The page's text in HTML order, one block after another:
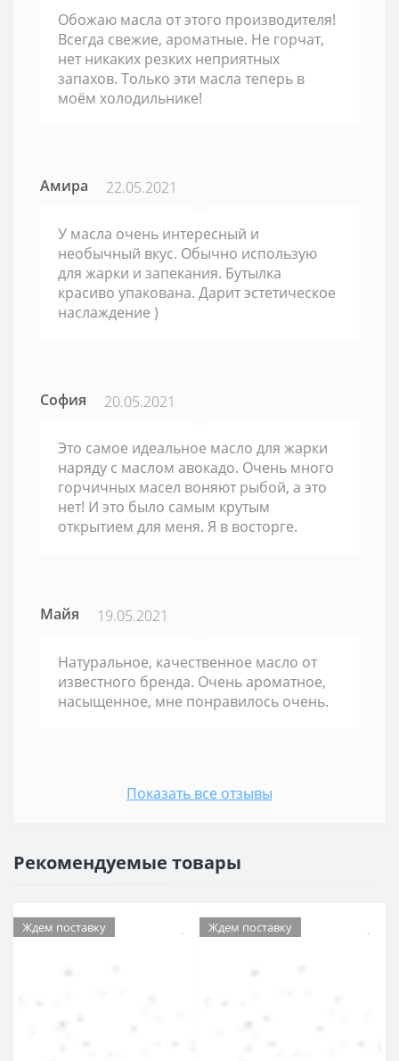
Обожаю масла от этого производителя!
Всегда свежие, ароматные. Не горчат,
нет никаких резких неприятных
запахов. Только эти масла теперь в
моём холодильнике!
Амира 22.05.2021
У масла очень интересный и
необычный вкус. Обычно использую
для жарки и запекания. Бутылка
красиво упакована. Дарит эстетическое
наслаждение )
София 20.05.2021
Это самое идеальное масло для жарки
наряду с маслом авокадо. Очень много
горчичных масел воняют рыбой, а это
нет! И это было самым крутым
открытием для меня. Я в восторге.
Майя 19.05.2021
Натуральное, качественное масло от
известного бренда. Очень ароматное,
насыщенное, мне понравилось очень.
Показать все отзывы
Рекомендуемые товары
Ждем поставку Ждем поставку